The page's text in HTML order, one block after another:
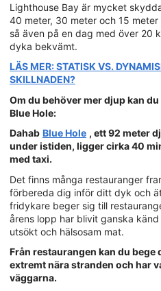
Lighthouse Bay är mycket
40 meter, 30 meter och 15
så även på en dag med över 20
dyka bekvämt.
LÄS MER: STATISK VS.
SKILLNADEN?
Om du behöver mer djup kan
Blue Hole:
Dahab Blue Hole , ett 92 meter
under istiden, ligger cirka 40
med taxi.
Det finns många restauranger
förbereda dig inför ditt dyk och
fridykare beger sig till
årens lopp har blivit ganska
utsökt och hälsosam mat.
Från restaurangen kan du bege
extremt nära stranden och har
väggarna.